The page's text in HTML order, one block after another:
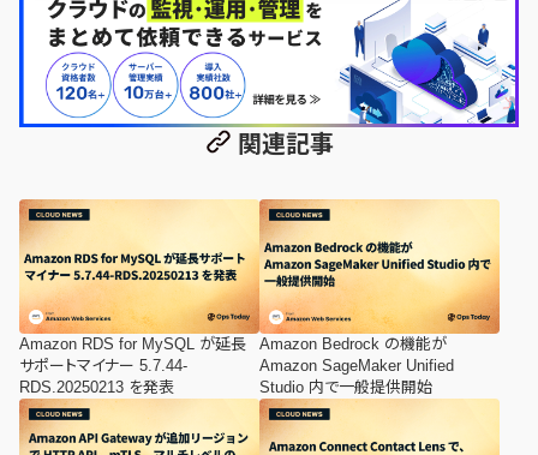
関連記事
Amazon RDS for MySQL が延長
サポートマイナー 5.7.44-
RDS.20250213 を発表
Amazon Bedrock の機能が
Amazon SageMaker Unified
Studio 内で一般提供開始